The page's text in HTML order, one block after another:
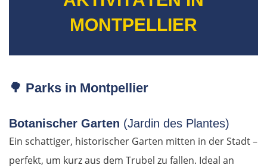
MONTPELLIER
🌳 Parks in Montpellier
Botanischer Garten (Jardin des Plantes)
Ein schattiger, historischer Garten mitten in der Stadt –
perfekt, um kurz aus dem Trubel zu fallen. Ideal an